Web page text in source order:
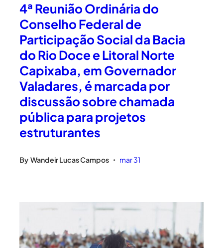
4ª Reunião Ordinária do
Conselho Federal de
Participação Social da Bacia
do Rio Doce e Litoral Norte
Capixaba, em Governador
Valadares, é marcada por
discussão sobre chamada
pública para projetos
estruturantes
By Wandeir Lucas Campos • mar 31